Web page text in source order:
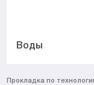
Воды
Прокладка по